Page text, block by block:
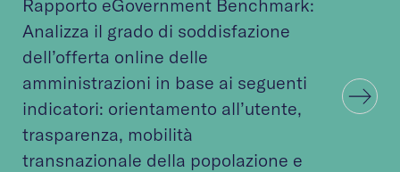
Rapporto eGovernment Benchmark:
Analizza il grado di soddisfazione
dell’offerta online delle
amministrazioni in base ai seguenti
indicatori: orientamento all’utente,
trasparenza, mobilità
transnazionale della popolazione e